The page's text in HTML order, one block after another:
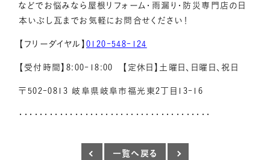
などでお悩みなら屋根リフォーム・雨漏り・防災専門店の日
本いぶし瓦までお気軽にお問合せください！
【フリーダイヤル】 0120-548-124
【受付時間】8:00-18:00 【定休日】土曜日、日曜日、祝日
〒502-0813 岐阜県岐阜市福光東2丁目13-16
・・・・・・・・・・・・・・・・・・・・・・・・・・・・・・・・・・・・・・
一覧へ戻る